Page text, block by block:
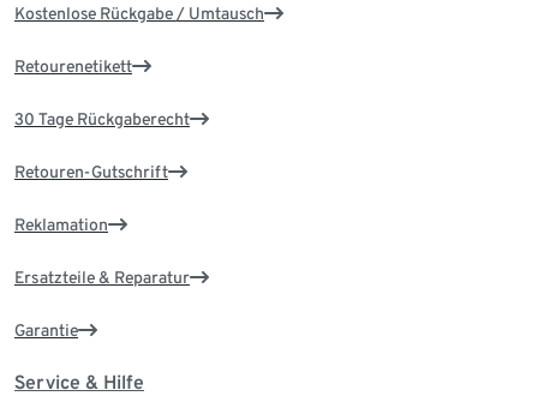
Kostenlose Rückgabe / Umtausch
Retourenetikett
30 Tage Rückgaberecht
Retouren-Gutschrift
Reklamation
Ersatzteile & Reparatur
Garantie
Service & Hilfe